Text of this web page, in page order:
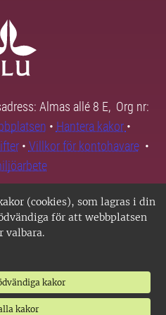
(cookies), som lagras i din
för att webbplatsen
valbara.
kakor
kakor
Almas allé 8 E, Org nr:
• Hantera kakor •
• Villkor för kontohavare•